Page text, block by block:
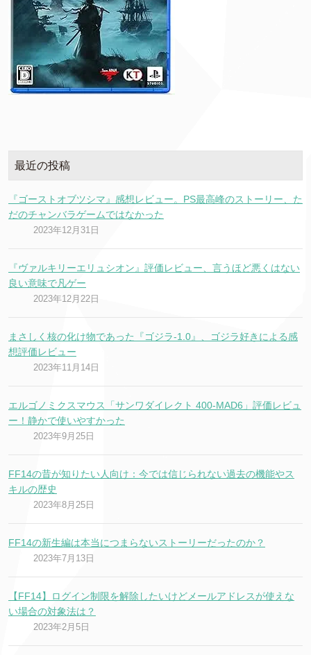
最近の投稿
『ゴーストオブツシマ』感想レビュー。PS最高峰のストーリー、た
だのチャンバラゲームではなかった
2023年12月31日
『ヴァルキリーエリュシオン』評価レビュー、言うほど悪くはない
良い意味で凡ゲー
2023年12月22日
まさしく核の化け物であった『ゴジラ-1.0』、ゴジラ好きによる感
想評価レビュー
2023年11月14日
エルゴノミクスマウス「サンワダイレクト 400-MAD6」評価レビュ
ー！静かで使いやすかった
2023年9月25日
FF14の昔が知りたい人向け：今では信じられない過去の機能やス
キルの歴史
2023年8月25日
FF14の新生編は本当につまらないストーリーだったのか？
2023年7月13日
【FF14】ログイン制限を解除したいけどメールアドレスが使えな
い場合の対象法は？
2023年2月5日